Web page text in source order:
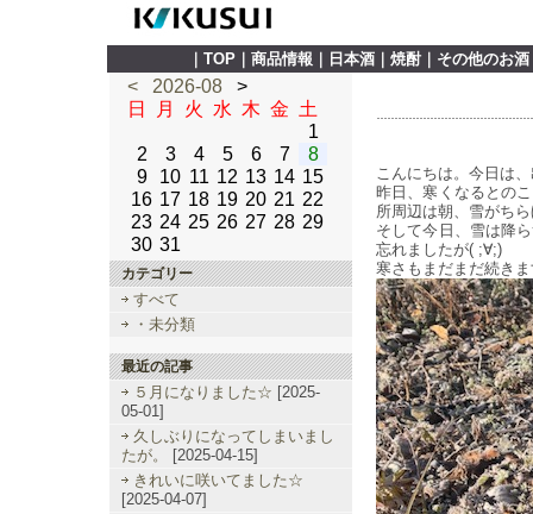
TOP 商品情報 日本酒 焼酎｜ その他のお酒
こんにちは。今日は
昨日、寒くなるとの
所周辺は朝、雪がち
そして今日、雪は降
忘れましたが( ;∀;)
寒さもまだまだ続き
< 2026-08 >
日
月 火 水 木 金 土
1
2
3 4 5 6 7
8
9
10 11 12 13 14 15
16 17 18 19 20 21 22
23 24 25 26 27 28 29
30 31
カテゴリー
すべて
・未分類
最近の記事
５月になりました☆ [2025-
05-01]
久しぶりになってしまいまし
たが。
[2025-04-15]
きれいに咲いてました☆
[2025-04-07]